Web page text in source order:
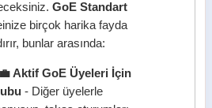
GoE Standart
birçok harika fayda
bunlar arasında:
Aktif GoE Üyeleri İçin
- Diğer üyelerle